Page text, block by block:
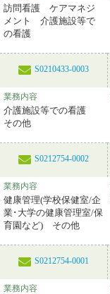
訪問看護 ケアマネジ
メント 介護施設等で
の看護
S0210433-0003
業務内容
介護施設等での看護
その他
S0212754-0002
業務内容
健康管理(学校保健室/企
業･大学の健康管理室/保
育園など) その他
S0212754-0001
業務内容